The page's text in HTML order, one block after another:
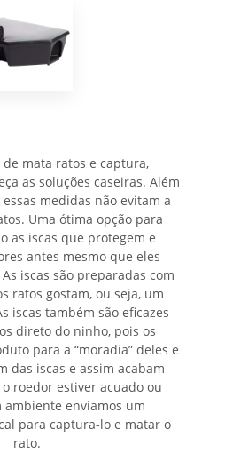
de mata ratos e captura,
as soluções caseiras. Além
medidas não evitam a
Uma ótima opção para
as iscas que protegem e
antes mesmo que eles
iscas são preparadas com
ratos gostam, ou seja, um
iscas também são eficazes
direto do ninho, pois os
para a “moradia” deles e
das iscas e assim acabam
roedor estiver acuado ou
ambiente enviamos um
para captura-lo e matar o
rato.